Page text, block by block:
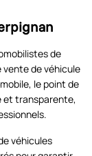
de
vente de véhicule
le point de
et transparente,
véhicules